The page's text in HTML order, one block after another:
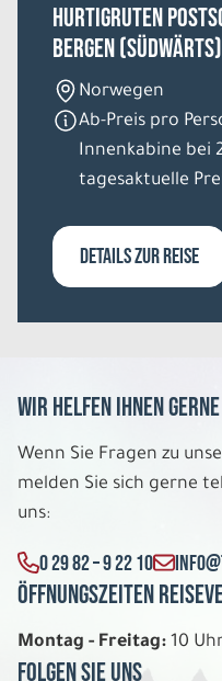
HURTIGRUTEN
Bergen (südwärts)
Norwegen
Ab-Preis pro
Innenkabine bei
tagesaktuelle
DETAILS ZUR REISE
Wir helfen Ihnen
Wenn Sie Fragen zu
melden Sie sich gerne
uns:
0 29 82 – 9 22 10
Öffnungszeiten
Montag - Freitag: 10
Folgen Sie uns